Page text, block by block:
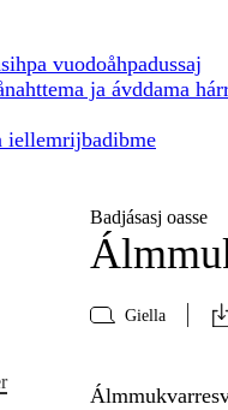
vuodoåhpadussaj
ja ávddama
iellemrijbadibme
Badjásasj oasse
Giella